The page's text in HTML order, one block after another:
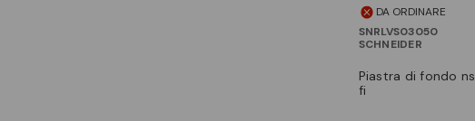
DA ORDINARE
SNRLVS03050
SCHNEIDER
piastra di fondo ns-ins250v
fi